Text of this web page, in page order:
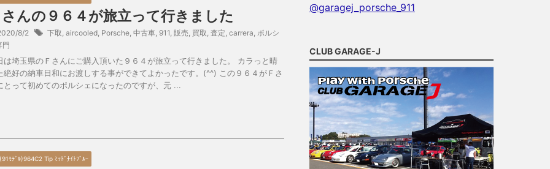
んの９６４が旅立って行きました
8/2 下取 aircooled Porsche 中古車 911 販売 買取 査定 carrera ポルシ
門
は埼玉県のＦさんにご購入頂いた９６４が旅立って行きました。 カラっと晴
絶好の納車日和にお渡しする事ができてよかったです。(^^) この９６４がＦさ
とって初めてのポルシェになったのですが、元 ...
ﾓﾃﾞﾙ)964C2 Tip ﾐｯﾄﾞﾅｲﾄﾌﾞﾙｰ
@garagej_porsche_911
CLUB GARAGE-J